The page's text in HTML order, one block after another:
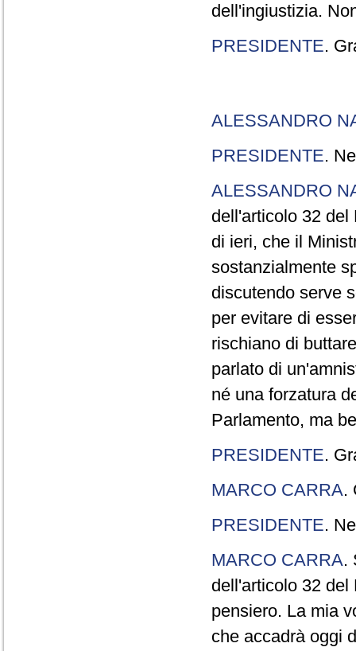
dell'ingiustizia.
PRESIDENTE.
ALESSANDRO
PRESIDENTE.
ALESSANDRO
dell'articolo 32 del
di ieri, che il
sostanzialmente
discutendo serve
per evitare di
rischiano di
parlato di
né una forzatura
Parlamento, ma
PRESIDENTE.
MARCO CARRA.
PRESIDENTE.
MARCO CARRA.
dell'articolo 32 del
pensiero. La mia
che accadrà oggi